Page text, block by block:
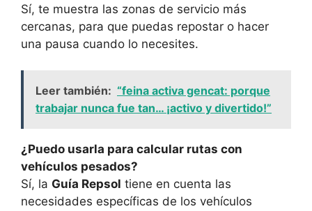
Sí, te muestra las zonas de servicio más
cercanas, para que puedas repostar o hacer
una pausa cuando lo necesites.
Leer también: “feina activa gencat: porque
trabajar nunca fue tan… ¡activo y divertido!”
¿Puedo usarla para calcular rutas con
vehículos pesados?
Sí, la Guía Repsol tiene en cuenta las
necesidades específicas de los vehículos